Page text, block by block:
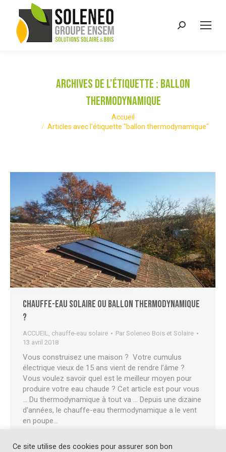
Recherche
Archives de l’étiquette : ballon
thermodynamique
Accueil
Articles avec l’étiquette "ballon thermodynamique"
Chauffe-eau solaire ou ballon thermodynamique
?
ACCUEIL, chauffe-eau solaire Par Soleneo Bois et Solaire
13 avril 2018
Vous construisez une maison ? Votre cumulus
électrique vieux de 15 ans vient de rendre l’âme ?
Vous voulez savoir quel est le meilleur moyen pour
produire votre eau chaude ? Cet article est pour vous
… Du thermodynamique à tout va … Depuis une dizaine
d’années, le chauffe-eau thermodynamique a le vent
en poupe…
Ce site utilise des cookies pour assurer son bon